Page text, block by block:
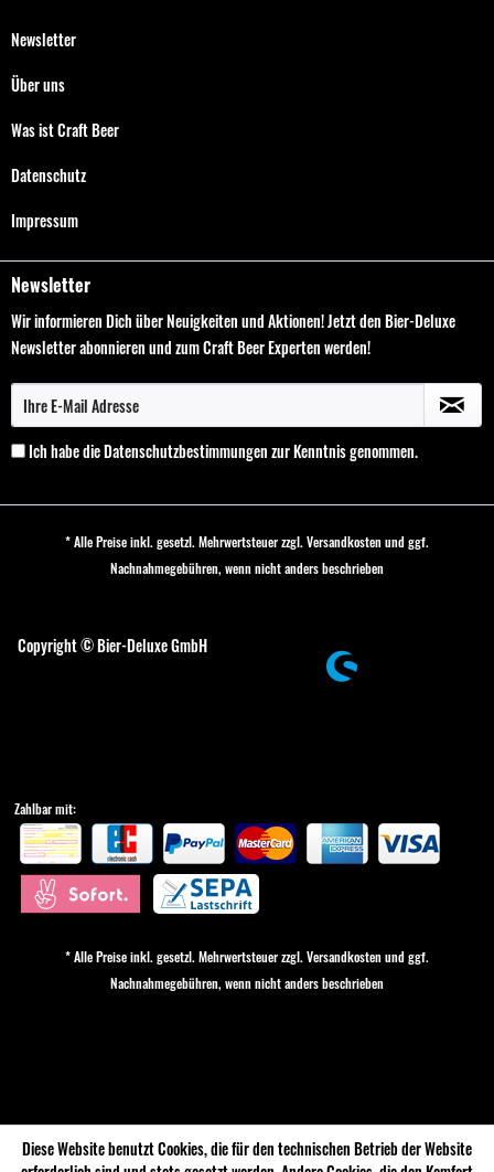
Newsletter
Über uns
Was ist Craft Beer
Datenschutz
Impressum
Newsletter
Wir informieren Dich über Neuigkeiten und Aktionen! Jetzt den Bier-Deluxe
Newsletter abonnieren und zum Craft Beer Experten werden!
Ich habe dieDatenschutzbestimmungenzur Kenntnis genommen.
* Alle Preise inkl. gesetzl. Mehrwertsteuer zzgl. Versandkostenund ggf.
Nachnahmegebühren, wenn nicht anders beschrieben
Copyright © Bier-Deluxe GmbH
Zahlbar mit:
* Alle Preise inkl. gesetzl. Mehrwertsteuer zzgl. Versandkostenund ggf.
Nachnahmegebühren, wenn nicht anders beschrieben
Diese Website benutzt Cookies, die für den technischen Betrieb der Website